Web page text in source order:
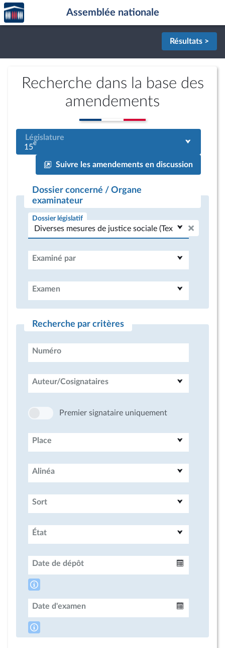
Aller au contenu
Aller en bas de la page
Accèder
à la
page
Assemblée nationale
Résultats >
Recherche dans la base des
amendements
Législature
15e
Suivre les amendements en discussion
Dossier concerné / Organe
examinateur
Dossier législatif
Examiné par
Examen
Recherche par critères
Numéro
Auteur/Cosignataires
Premier signataire uniquement
Place
Alinéa
Sort
État
Date de dépôt
Date d'examen